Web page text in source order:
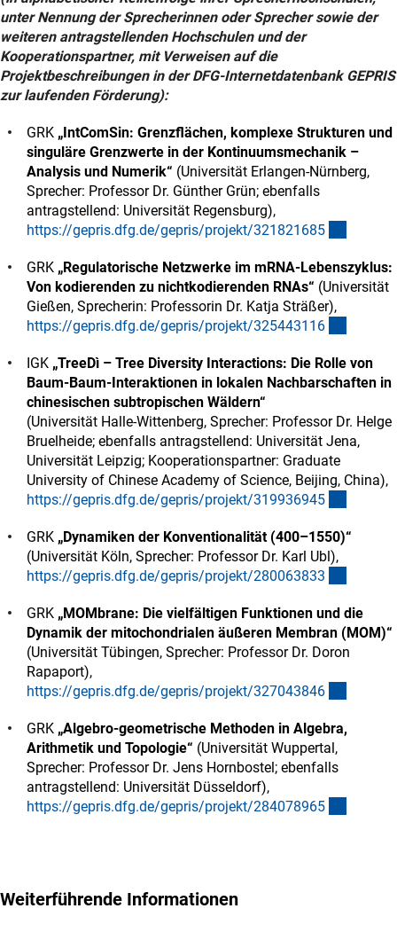
unter Nennung der Sprecherinnen oder Sprecher sowie der
weiteren antragstellenden Hochschulen und der
Kooperationspartner, mit Verweisen auf die
Projektbeschreibungen in der DFG-Internetdatenbank GEPRIS
zur laufenden Förderung):
GRK „IntComSin: Grenzflächen, komplexe Strukturen und
singuläre Grenzwerte in der Kontinuumsmechanik –
Analysis und Numerik“ (Universität Erlangen-Nürnberg,
Sprecher: Professor Dr. Günther Grün; ebenfalls
antragstellend: Universität Regensburg),
https://gepris.dfg.de/gepris/projekt/321821685
GRK „Regulatorische Netzwerke im mRNA-Lebenszyklus:
Von kodierenden zu nichtkodierenden RNAs“ (Universität
Gießen, Sprecherin: Professorin Dr. Katja Sträßer),
https://gepris.dfg.de/gepris/projekt/32544311 6
IGK „TreeDì – Tree Diversity Interactions: Die Rolle von
Baum-Baum-Interaktionen in lokalen Nachbarschaften in
chinesischen subtropischen Wäldern“
(Universität Halle-Wittenberg, Sprecher: Professor Dr. Helge
Bruelheide; ebenfalls antragstellend: Universität Jena,
Universität Leipzig; Kooperationspartner: Graduate
University of Chinese Academy of Science, Beijing, China),
https://gepris.dfg.de/gepris/projekt/319936945
GRK „Dynamiken der Konventionalität (400–1550)“
(Universität Köln, Sprecher: Professor Dr. Karl Ubl),
https://gepris.dfg.de/gepris/projekt/280063833
GRK „MOMbrane: Die vielfältigen Funktionen und die
Dynamik der mitochondrialen äußeren Membran (MOM)“
(Universität Tübingen, Sprecher: Professor Dr. Doron
Rapaport),
https://gepris.dfg.de/gepris/projekt/327043846
GRK „Algebro-geometrische Methoden in Algebra,
Arithmetik und Topologie“ (Universität Wuppertal,
Sprecher: Professor Dr. Jens Hornbostel; ebenfalls
antragstellend: Universität Düsseldorf),
https://gepris.dfg.de/gepris/projekt/284078965
Weiterführende Informationen